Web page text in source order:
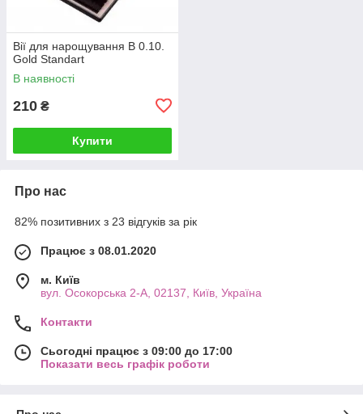
Вії для нарощування B 0.10.
Gold Standart
В наявності
210 ₴
Купити
Про нас
82% позитивних з 23 відгуків за рік
Працює з 08.01.2020
м. Київ
вул. Осокорська 2-А, 02137, Київ, Україна
Контакти
Сьогодні працює з 09:00 до 17:00
Показати весь графік роботи